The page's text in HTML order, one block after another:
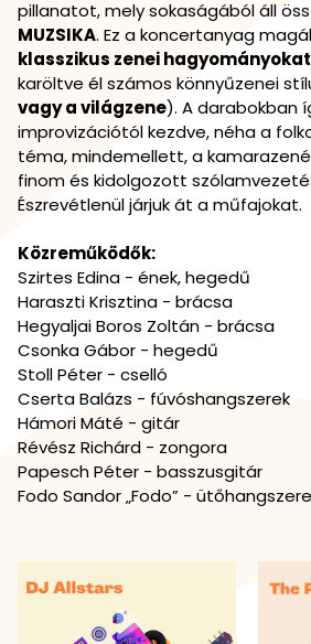
pillanatot, mely sokaságából áll
MUZSIKA. Ez a koncertanyag
klasszikus zenei hagyományokat
karöltve él számos könnyűzenei
vagy a világzene). A darabokban
improvizációtól kezdve, néha a
téma, mindemellett, a
finom és kidolgozott
Észrevétlenül járjuk át a műfajokat.
Közreműködők:
Szirtes Edina - ének, hegedű
Haraszti Krisztina - brácsa
Hegyaljai Boros Zoltán - brácsa
Csonka Gábor - hegedű
Stoll Péter - cselló
Cserta Balázs - fúvóshangszerek
Hámori Máté - gitár
Révész Richárd - zongora
Papesch Péter - basszusgitár
Fodo Sandor „Fodo” -
További
koncertvideók